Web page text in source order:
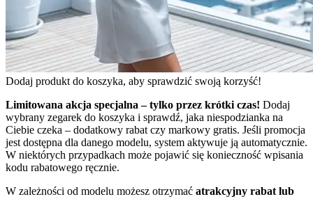
Dodaj produkt do koszyka, aby sprawdzić swoją korzyść!
Limitowana akcja specjalna – tylko przez krótki czas! Dodaj
wybrany zegarek do koszyka i sprawdź, jaka niespodzianka na
Ciebie czeka – dodatkowy rabat czy markowy gratis. Jeśli promocja
jest dostępna dla danego modelu, system aktywuje ją automatycznie.
W niektórych przypadkach może pojawić się konieczność wpisania
kodu rabatowego ręcznie.
W zależności od modelu możesz otrzymać atrakcyjny rabat lub